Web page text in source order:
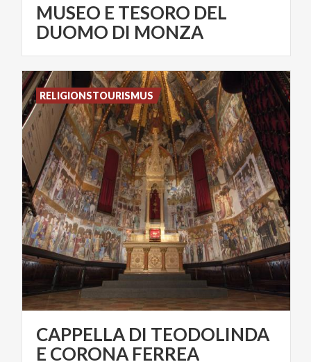
MUSEO E TESORO DEL
DUOMO DI MONZA
CAPPELLA DI TEODOLINDA
E CORONA FERREA
RELIGIONSTOURISMUS